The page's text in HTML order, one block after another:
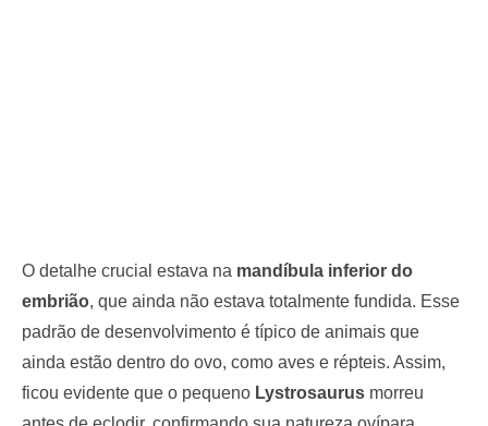
O detalhe crucial estava na mandíbula inferior do
embrião, que ainda não estava totalmente fundida. Esse
padrão de desenvolvimento é típico de animais que
ainda estão dentro do ovo, como aves e répteis. Assim,
ficou evidente que o pequeno Lystrosaurus morreu